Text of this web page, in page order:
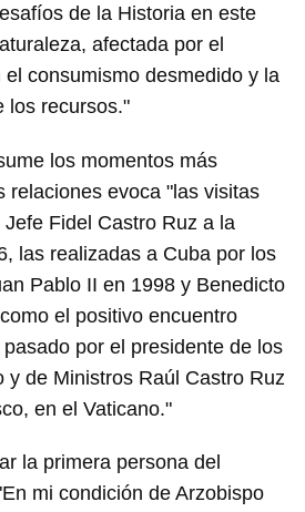
de la Historia en este
afectada por el
el consumismo desmedido y la
los recursos."
los momentos más
relaciones evoca "las visitas
Fidel Castro Ruz a la
las realizadas a Cuba por los
Pablo II en 1998 y Benedicto
el positivo encuentro
por el presidente de los
y de Ministros Raúl Castro Ruz
en el Vaticano."
la primera persona del
mi condición de Arzobispo